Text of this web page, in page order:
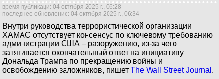
время публикаци: 04 октября 2025 г., 06:28
последнее обновление: 04 октября 2025 г., 06:34
Внутри руководства террористической организации
ХАМАС отсутствует консенсус по ключевому требованию
администрации США – разоружению, из-за чего
затягивается окончательный ответ на инициативу
Дональда Трампа по прекращению войны и
освобождению заложников, пишет The Wall Street Journal .